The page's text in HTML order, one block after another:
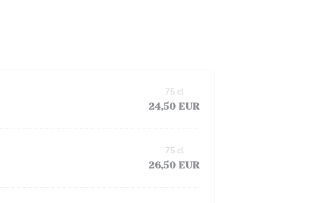
24,50 EUR
75 cl
26,50 EUR
75 cl